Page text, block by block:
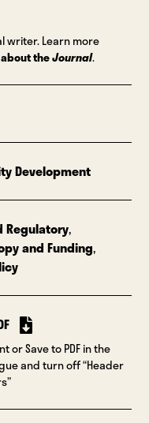
writer. Learn more
about theJournal.
Development
Regulatory,
and Funding,
or Save to PDF in the
and turn off “Header